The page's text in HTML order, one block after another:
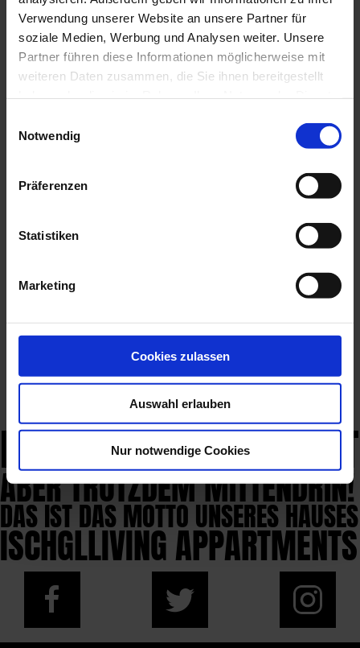
Verwendung unserer Website an unsere Partner für
soziale Medien, Werbung und Analysen weiter. Unsere
Partner führen diese Informationen möglicherweise mit
weiteren Daten zusammen, die Sie ihnen bereitgestellt
Notwendig
Präferenzen
Statistiken
Marketing
Cookies zulassen
Auswahl erlauben
Nur notwendige Cookies
Skivergnügen hier ist legendär und weit über unsere
Landesgrenzen hinaus bekannt. An die 240
Pistenkilometer, Funparks, unendliche
Tiefschneeabfahrten, urige Berghütten sowie moderne
Restaurants und die fortschrittlichsten Liftanlagen
Europas warten auf Sie! Was den Wintersport in der
Silvretta Arena sonst noch so attraktiv und einzigartig
RUHIG UND ENTSPANNT
ABER TROTZDEM MITTENDRIN!
DAS IST DAS MOTTO UNSERES HAUSES
ISCHGLLIVING APPARTMENTS